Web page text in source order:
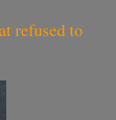
refused to